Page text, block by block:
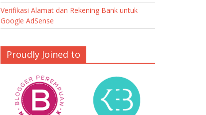
Verifikasi Alamat dan Rekening Bank untuk
Google AdSense
Proudly Joined to